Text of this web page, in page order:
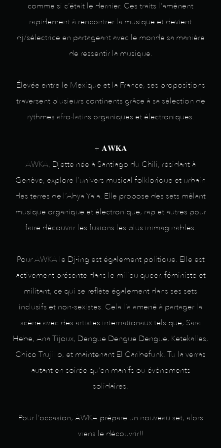
comme si c’était le dernier. Ces traits l'amènent
rapidement à rencontrer la musique et devient
dj/sélectrice en partageant avec le monde sa manière
de ressentir la musique.
Élevée entre le Mexique et la France, ses propositions
traversent plusieurs continents grâce à sa sélection de
rythmes afro-latins organiques et électroniques.
+ 𝐀𝐖𝐊𝐀
AWKA, Djette née à Santiago du Chili, résidant à
Genève, explore l’univers musical folklorique et urbain
des terres de l’Abya Yala. Elle propose des sets mêlant
musique organique et électronique, rap et autres pour
faire découvrir les fusions les plus inimaginables.
Pour AWKA le Dj-ing est également politique. Elle est
activement présente dans le milieu queer, féministe et
militant, ce qui se reflète également dans ses sets
inclusifs et non-sexistes. Cela l’a amené à partager la
scène avec des artistes internationaux tels que, Sara
Hebe, Ana Tijoux, Dengue Dengue Dengue, Ketekalles,
Chico Trujillo, et maintenant El Caribefunk. Tu la verras
autant en soirée qu’en manifs ou évènements
solidaires.
Pour l’occasion, AWKA prépare un nouveau set, alors
viens le découvrir!!